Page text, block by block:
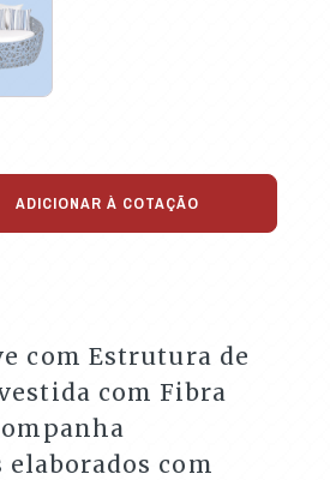
ADICIONAR À COTAÇÃO
com Estrutura de
com Fibra
elaborados com